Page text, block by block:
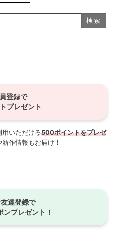
検索
登録で
プレゼント
いただける500ポイントをプレゼ
作情報もお届け！
達登録で
プレゼント！